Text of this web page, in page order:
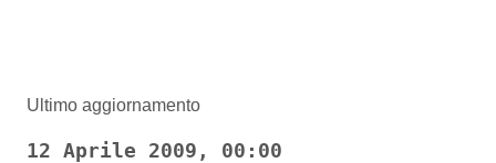
Ultimo aggiornamento
12 Aprile 2009, 00:00